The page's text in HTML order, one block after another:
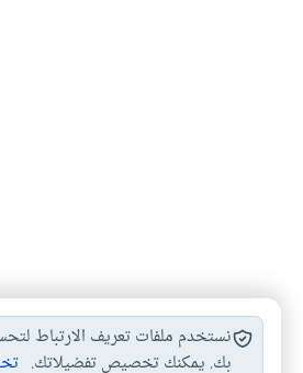
نستخدم ملفات تعريف الارتباط
بك. يمكنك تخصيص تفضيلاتك.